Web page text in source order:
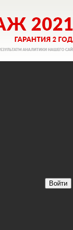
Войти